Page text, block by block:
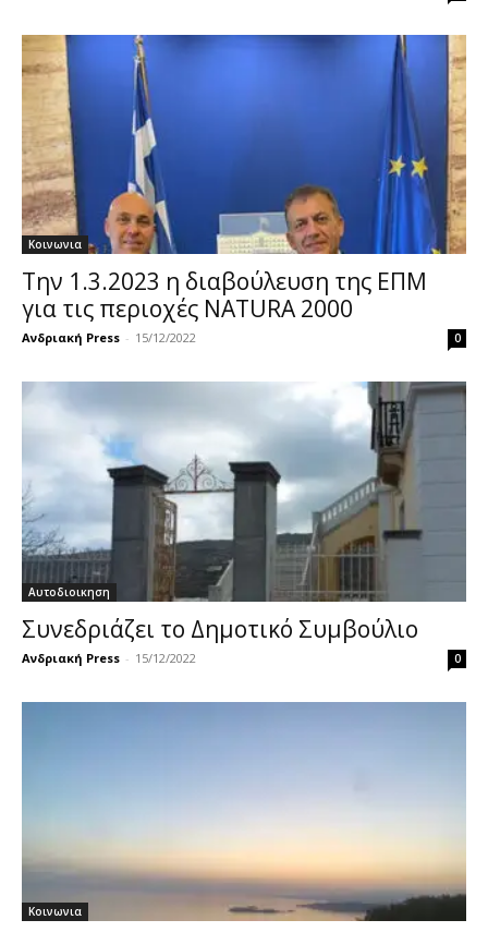
Κοινωνια
Την 1.3.2023 η διαβούλευση της ΕΠΜ
για τις περιοχές NATURA 2000
Ανδριακή Press - 15/12/2022 0
Αυτοδιοικηση
Συνεδριάζει το Δημοτικό Συμβούλιο
Ανδριακή Press - 15/12/2022 0
Κοινωνια